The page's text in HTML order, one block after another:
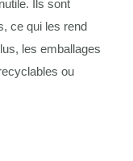
Ils sont
ce qui les rend
les emballages
ou